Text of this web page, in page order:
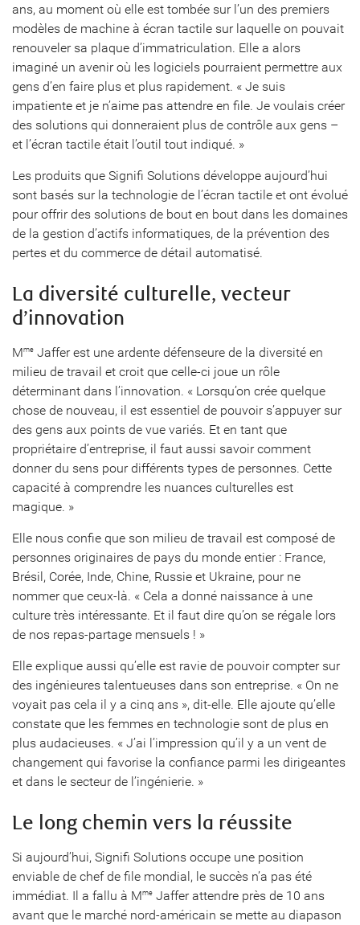
ans, au moment où elle est tombée sur l’un des premiers
modèles de machine à écran tactile sur laquelle on pouvait
renouveler sa plaque d’immatriculation. Elle a alors
imaginé un avenir où les logiciels pourraient permettre aux
gens d’en faire plus et plus rapidement. « Je suis
impatiente et je n’aime pas attendre en file. Je voulais créer
des solutions qui donneraient plus de contrôle aux gens –
et l’écran tactile était l’outil tout indiqué. »
Les produits que Signifi Solutions développe aujourd’hui
sont basés sur la technologie de l’écran tactile et ont évolué
pour offrir des solutions de bout en bout dans les domaines
de la gestion d’actifs informatiques, de la prévention des
pertes et du commerce de détail automatisé.
La diversité culturelle, vecteur
d’innovation
Mme Jaffer est une ardente défenseure de la diversité en
milieu de travail et croit que celle-ci joue un rôle
déterminant dans l’innovation. « Lorsqu’on crée quelque
chose de nouveau, il est essentiel de pouvoir s’appuyer sur
des gens aux points de vue variés. Et en tant que
propriétaire d’entreprise, il faut aussi savoir comment
donner du sens pour différents types de personnes. Cette
capacité à comprendre les nuances culturelles est
magique. »
Elle nous confie que son milieu de travail est composé de
personnes originaires de pays du monde entier : France,
Brésil, Corée, Inde, Chine, Russie et Ukraine, pour ne
nommer que ceux-là. « Cela a donné naissance à une
culture très intéressante. Et il faut dire qu’on se régale lors
de nos repas-partage mensuels ! »
Elle explique aussi qu’elle est ravie de pouvoir compter sur
des ingénieures talentueuses dans son entreprise. « On ne
voyait pas cela il y a cinq ans », dit-elle. Elle ajoute qu’elle
constate que les femmes en technologie sont de plus en
plus audacieuses. « J’ai l’impression qu’il y a un vent de
changement qui favorise la confiance parmi les dirigeantes
et dans le secteur de l’ingénierie. »
Le long chemin vers la réussite
Si aujourd’hui, Signifi Solutions occupe une position
enviable de chef de file mondial, le succès n’a pas été
immédiat. Il a fallu à Mme Jaffer attendre près de 10 ans
avant que le marché nord-américain se mette au diapason